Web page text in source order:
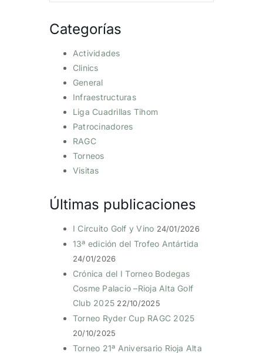
Categorías
Actividades
Clinics
General
Infraestructuras
Liga Cuadrillas Tihom
Patrocinadores
RAGC
Torneos
Visitas
Últimas publicaciones
I Circuito Golf y Vino 24/01/2026
13ª edición del Trofeo Antártida
24/01/2026
Crónica del I Torneo Bodegas
Cosme Palacio –Rioja Alta Golf
Club 2025 22/10/2025
Torneo Ryder Cup RAGC 2025
20/10/2025
Torneo 21ª Aniversario Rioja Alta